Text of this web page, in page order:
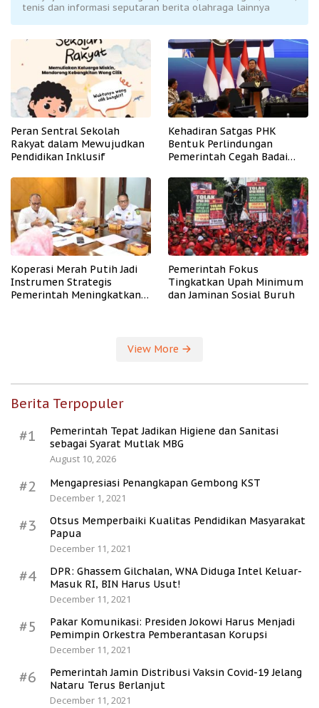
tenis dan informasi seputaran berita olahraga lainnya
Peran Sentral Sekolah
Rakyat dalam Mewujudkan
Pendidikan Inklusif
Kehadiran Satgas PHK
Bentuk Perlindungan
Pemerintah Cegah Badai
Koperasi Merah Putih Jadi
Instrumen Strategis
Pemerintah Meningkatkan
Pemerintah Fokus
Tingkatkan Upah Minimum
dan Jaminan Sosial Buruh
View More
Berita Terpopuler
#1
Pemerintah Tepat Jadikan Higiene dan Sanitasi
sebagai Syarat Mutlak MBG
August 10, 2026
#2
Mengapresiasi Penangkapan Gembong KST
December 1, 2021
#3
Otsus Memperbaiki Kualitas Pendidikan Masyarakat
Papua
December 11, 2021
#4
DPR: Ghassem Gilchalan, WNA Diduga Intel Keluar-
Masuk RI, BIN Harus Usut!
December 11, 2021
#5
Pakar Komunikasi: Presiden Jokowi Harus Menjadi
Pemimpin Orkestra Pemberantasan Korupsi
December 11, 2021
#6
Pemerintah Jamin Distribusi Vaksin Covid-19 Jelang
Nataru Terus Berlanjut
December 11, 2021